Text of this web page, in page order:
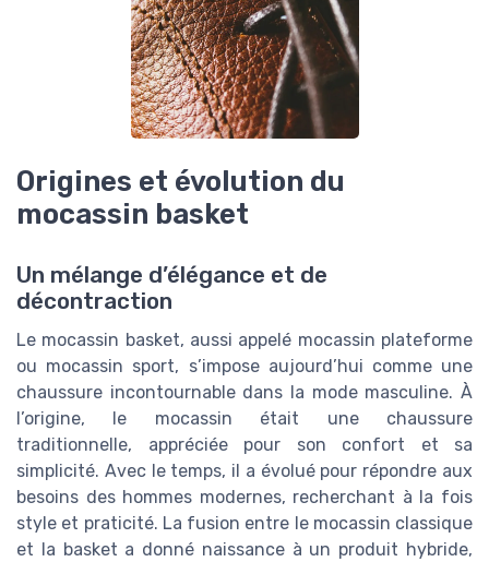
Origines et évolution du
mocassin basket
Un mélange d’élégance et de
décontraction
Le mocassin basket, aussi appelé mocassin plateforme
ou mocassin sport, s’impose aujourd’hui comme une
chaussure incontournable dans la mode masculine. À
l’origine, le mocassin était une chaussure
traditionnelle, appréciée pour son confort et sa
simplicité. Avec le temps, il a évolué pour répondre aux
besoins des hommes modernes, recherchant à la fois
style et praticité. La fusion entre le mocassin classique
et la basket a donné naissance à un produit hybride,